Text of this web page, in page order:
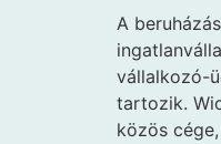
A
vállalkozó-
tartozik.
közös